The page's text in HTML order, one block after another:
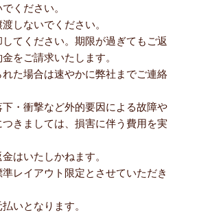
ください。
しないでください。
してください。期限が過ぎてもご返
をご請求いたします。
れた場合は速やかに弊社までご連絡
下・衝撃など外的要因による故障や
きましては、損害に伴う費用を実
はいたしかねます。
準レイアウト限定とさせていただき
いとなります。